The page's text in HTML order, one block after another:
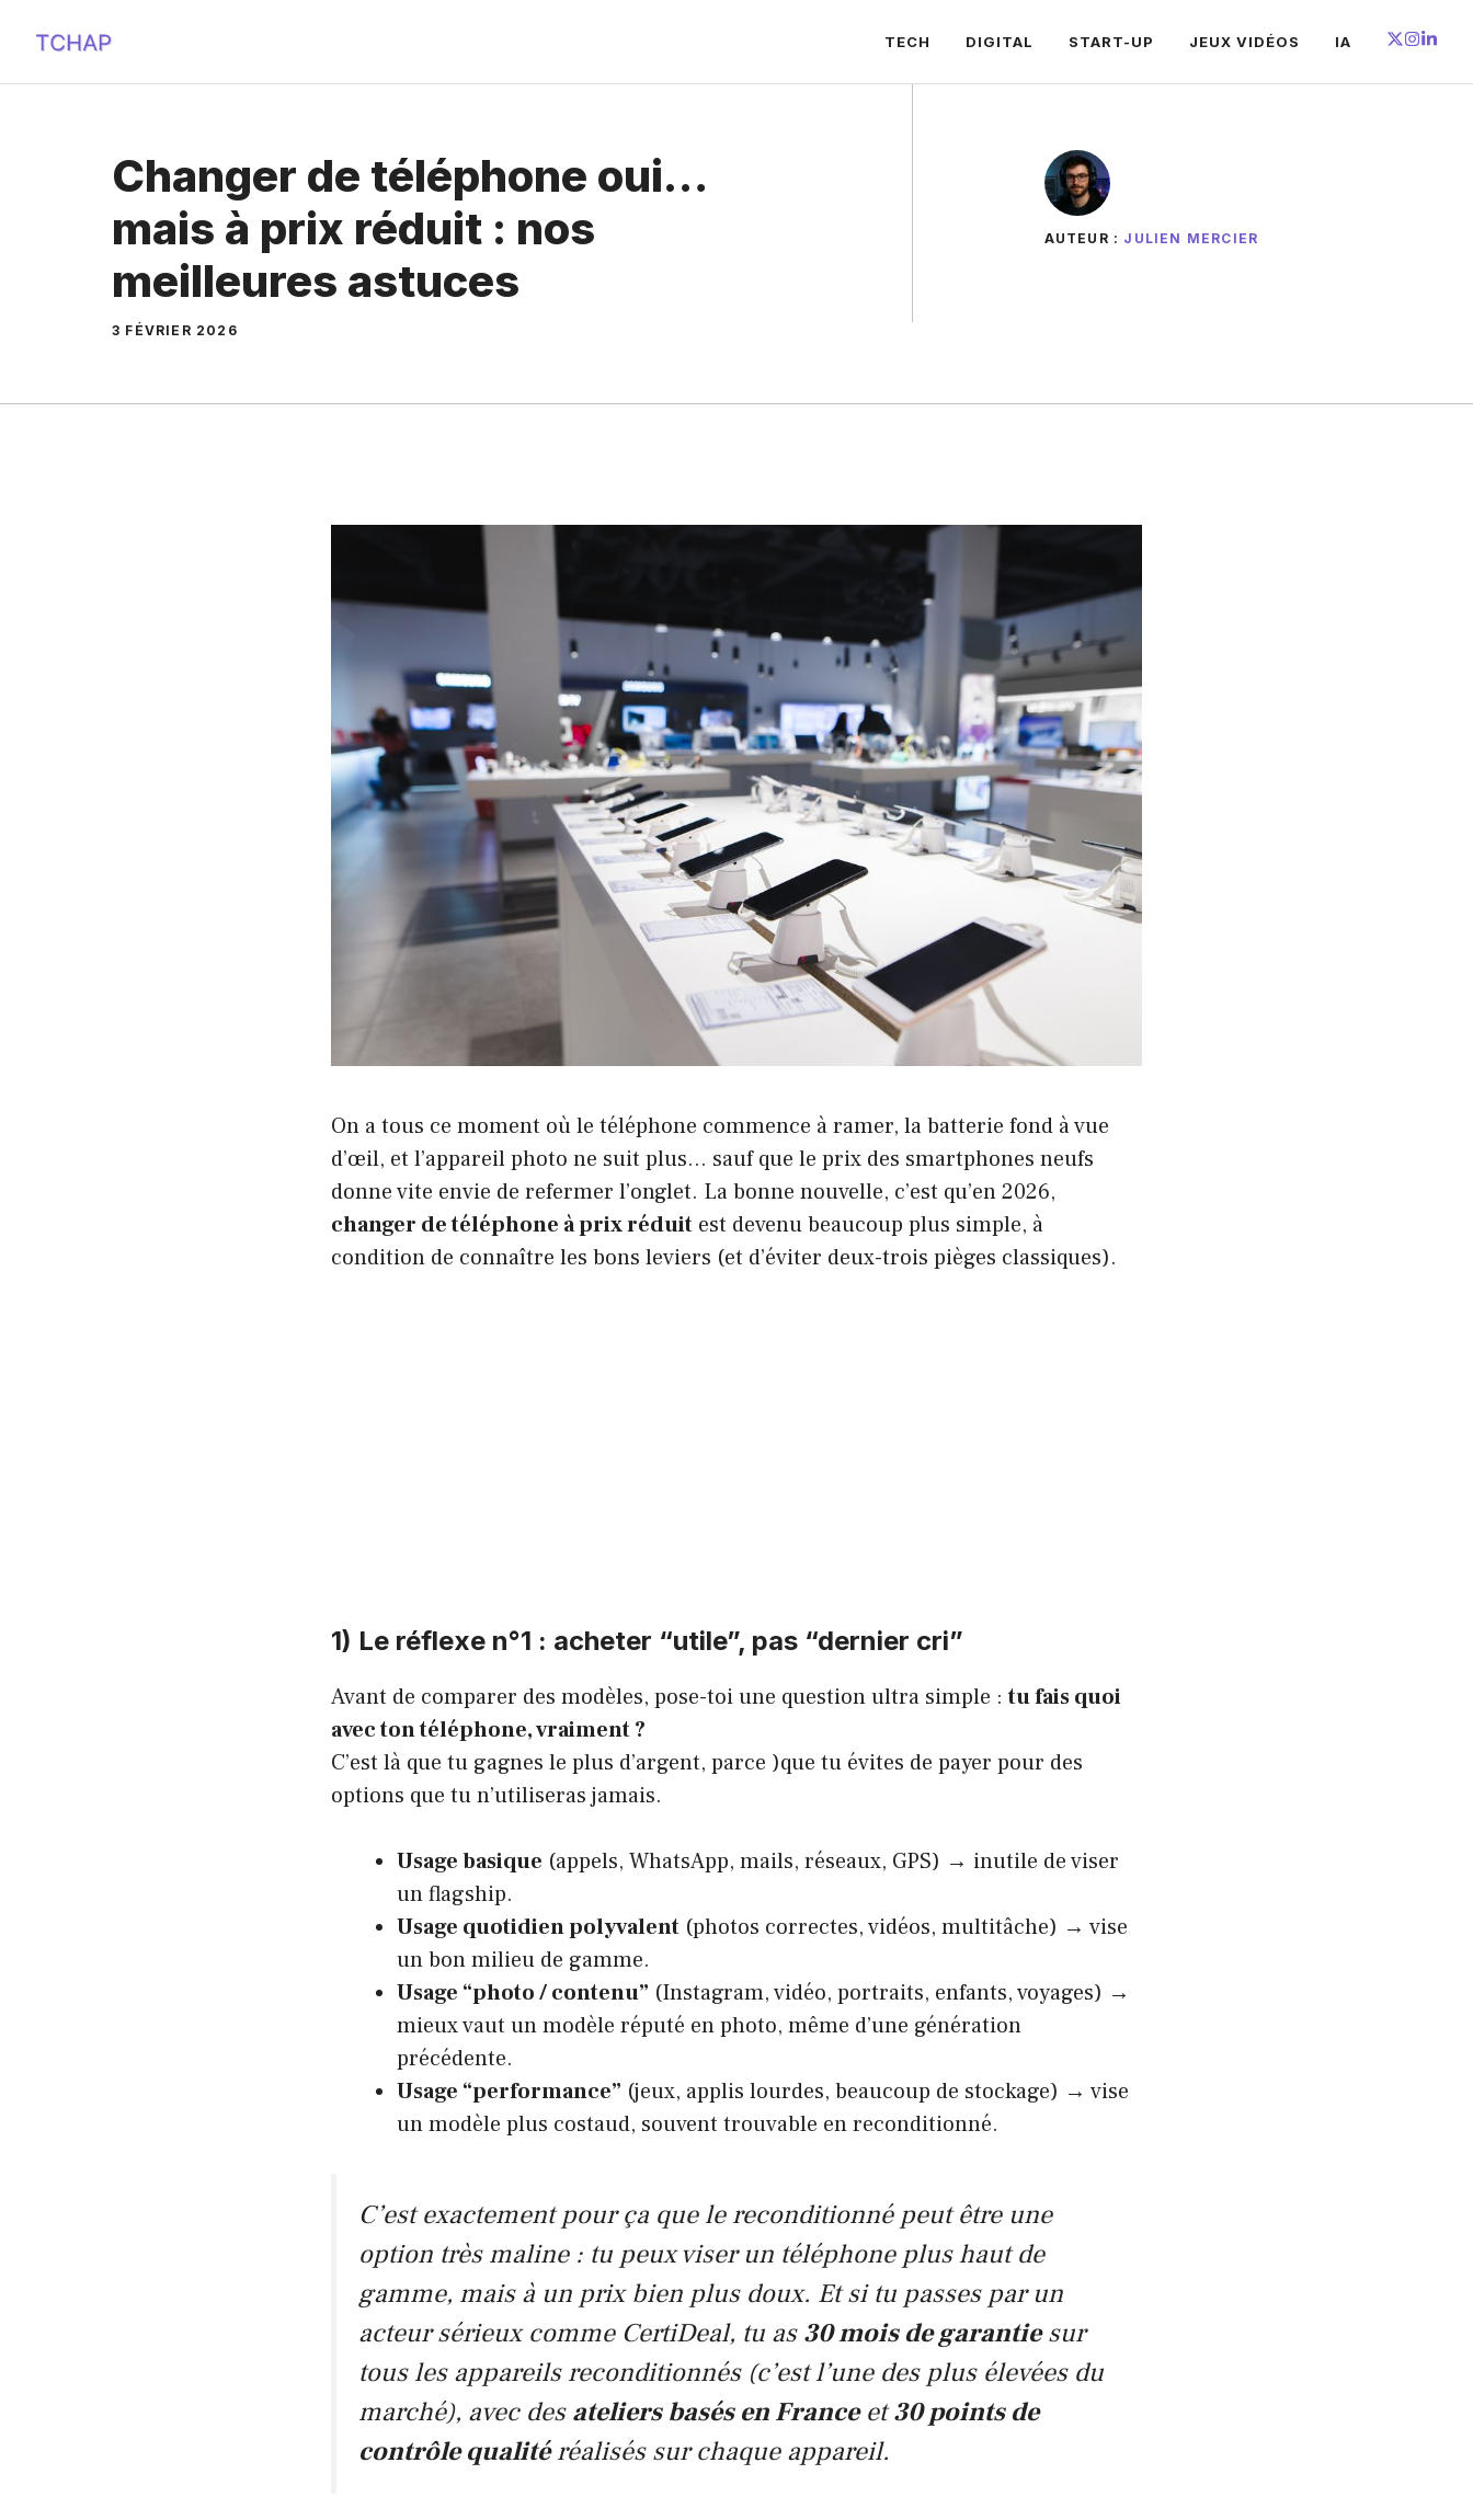
contenu
TECH DIGITAL START-UP JEUX VIDÉOS IA
Changer de téléphone oui…
mais à prix réduit : nos
meilleures astuces
3 FÉVRIER 2026
AUTEUR : JULIEN MERCIER
On a tous ce moment où le téléphone commence à ramer, la batterie fond à vue
d’œil, et l’appareil photo ne suit plus… sauf que le prix des smartphones neufs
donne vite envie de refermer l’onglet. La bonne nouvelle, c’est qu’en 2026,
changer de téléphone à prix réduit est devenu beaucoup plus simple, à
condition de connaître les bons leviers (et d’éviter deux-trois pièges classiques).
1) Le réflexe n°1 : acheter “utile”, pas “dernier cri”
Avant de comparer des modèles, pose-toi une question ultra simple :tu fais quoi
avec ton téléphone, vraiment ?
C’est là que tu gagnes le plus d’argent, parce )que tu évites de payer pour des
options que tu n’utiliseras jamais.
Usage basique (appels, WhatsApp, mails, réseaux, GPS) → inutile de viser
un flagship.
Usage quotidien polyvalent (photos correctes, vidéos, multitâche) → vise
un bon milieu de gamme.
Usage “photo / contenu” (Instagram, vidéo, portraits, enfants, voyages) →
mieux vaut un modèle réputé en photo, même d’une génération
précédente.
Usage “performance” (jeux, applis lourdes, beaucoup de stockage) → vise
un modèle plus costaud, souvent trouvable en reconditionné.
C’est exactement pour ça que le reconditionné peut être une
option très maline : tu peux viser un téléphone plus haut de
gamme, mais à un prix bien plus doux. Et si tu passes par un
acteur sérieux comme CertiDeal, tu as30 mois de garantiesur
tous les appareils reconditionnés (c’est l’une des plus élevées du
marché), avec desateliers basés en Franceet30 points de
contrôle qualitéréalisés sur chaque appareil.